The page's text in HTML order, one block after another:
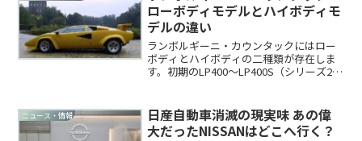
ローボディモデルとハイボディモ
デルの違い
ランボルギーニ・カウンタックにはロー
ボディとハイボディの二種類が存在しま
す。初期のLP400～LP400S（シリーズ2）
ーサリーまではハイボディで生産されま
した。...
ニュース・情報
日産自動車消滅の現実味 あの偉
大だったNISSANはどこへ行く？